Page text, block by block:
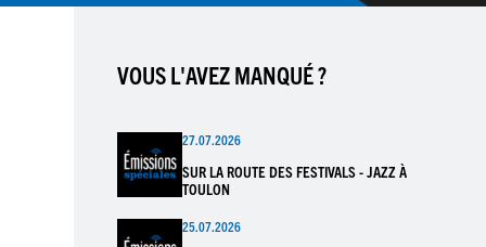
VOUS L'AVEZ MANQUÉ ?
27.07.2026
SUR LA ROUTE DES FESTIVALS - JAZZ À
TOULON
25.07.2026